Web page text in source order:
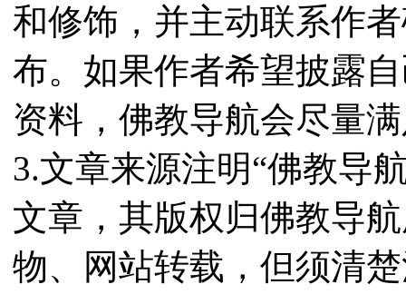
和修饰，并主动联系作
布。如果作者希望披露
资料，佛教导航会尽量
3.文章来源注明“佛教导
文章，其版权归佛教导
物、网站转载，但须清